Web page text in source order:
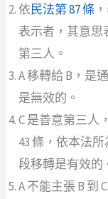
依民法第 87 條
表示者，其意思
第三人。
A 移轉給 B，是
是無效的。
C 是善意第三人
43 條，依本法
段移轉是有效的
A 不能主張 B 到